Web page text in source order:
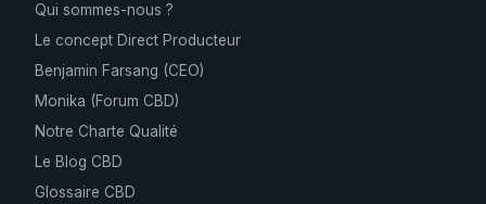
Qui sommes-nous ?
Le concept Direct Producteur
Benjamin Farsang (CEO)
Monika (Forum CBD)
Notre Charte Qualité
Le Blog CBD
Glossaire CBD